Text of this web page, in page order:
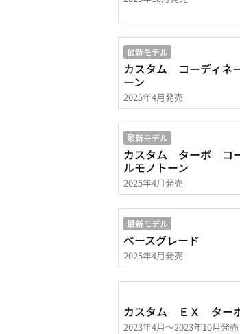
最新モデル
カスタム コーディネ
ーン
2025年4月発売
最新モデル
カスタム ターボ コ
ルモノトーン
2025年4月発売
最新モデル
ベースグレード
2025年4月発売
カスタム ＥＸ ター
2023年4月～2023年10月発売